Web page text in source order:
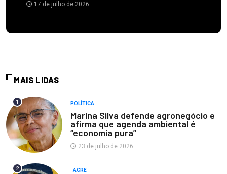
17 de julho de 2026
MAIS LIDAS
1 POLÍTICA
Marina Silva defende agronegócio e
afirma que agenda ambiental é
“economia pura”
23 de julho de 2026
2 ACRE